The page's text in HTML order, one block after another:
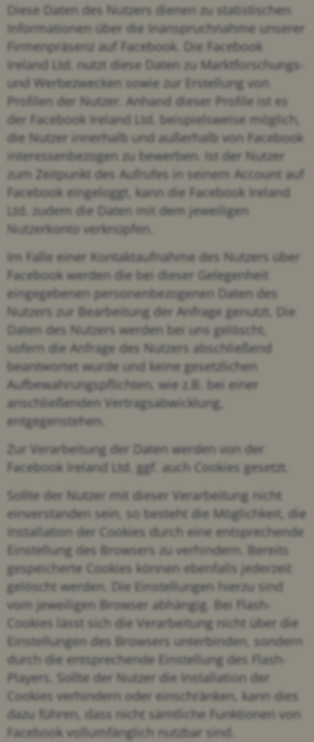
Diese Daten des Nutzers dienen zu statistischen
Informationen über die Inanspruchnahme unserer
Firmenpräsenz auf Facebook. Die Facebook
Ireland Ltd. nutzt diese Daten zu Marktforschungs-
und Werbezwecken sowie zur Erstellung von
Profilen der Nutzer. Anhand dieser Profile ist es
der Facebook Ireland Ltd. beispielsweise möglich,
die Nutzer innerhalb und außerhalb von Facebook
interessenbezogen zu bewerben. Ist der Nutzer
zum Zeitpunkt des Aufrufes in seinem Account auf
Facebook eingeloggt, kann die Facebook Ireland
Ltd. zudem die Daten mit dem jeweiligen
Nutzerkonto verknüpfen.
Im Falle einer Kontaktaufnahme des Nutzers über
Facebook werden die bei dieser Gelegenheit
eingegebenen personenbezogenen Daten des
Nutzers zur Bearbeitung der Anfrage genutzt. Die
Daten des Nutzers werden bei uns gelöscht,
sofern die Anfrage des Nutzers abschließend
beantwortet wurde und keine gesetzlichen
Aufbewahrungspflichten, wie z.B. bei einer
anschließenden Vertragsabwicklung,
entgegenstehen.
Zur Verarbeitung der Daten werden von der
Facebook Ireland Ltd. ggf. auch Cookies gesetzt.
Sollte der Nutzer mit dieser Verarbeitung nicht
einverstanden sein, so besteht die Möglichkeit, die
Installation der Cookies durch eine entsprechende
Einstellung des Browsers zu verhindern. Bereits
gespeicherte Cookies können ebenfalls jederzeit
gelöscht werden. Die Einstellungen hierzu sind
vom jeweiligen Browser abhängig. Bei Flash-
Cookies lässt sich die Verarbeitung nicht über die
Einstellungen des Browsers unterbinden, sondern
durch die entsprechende Einstellung des Flash-
Players. Sollte der Nutzer die Installation der
Cookies verhindern oder einschränken, kann dies
dazu führen, dass nicht sämtliche Funktionen von
Facebook vollumfänglich nutzbar sind.